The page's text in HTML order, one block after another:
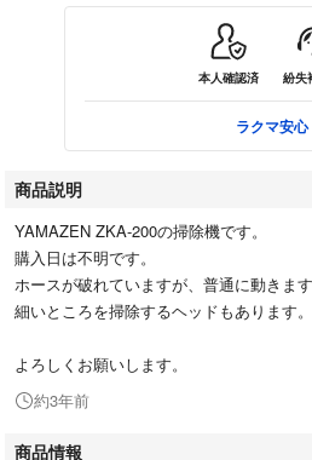
本人確認済 紛失
ラクマ安
商品説明
YAMAZEN ZKA-200の掃除機です。
購入日は不明です。
ホースが破れていますが、普通に動きます
細いところを掃除するヘッドもあります。
よろしくお願いします。
約3年前
商品情報